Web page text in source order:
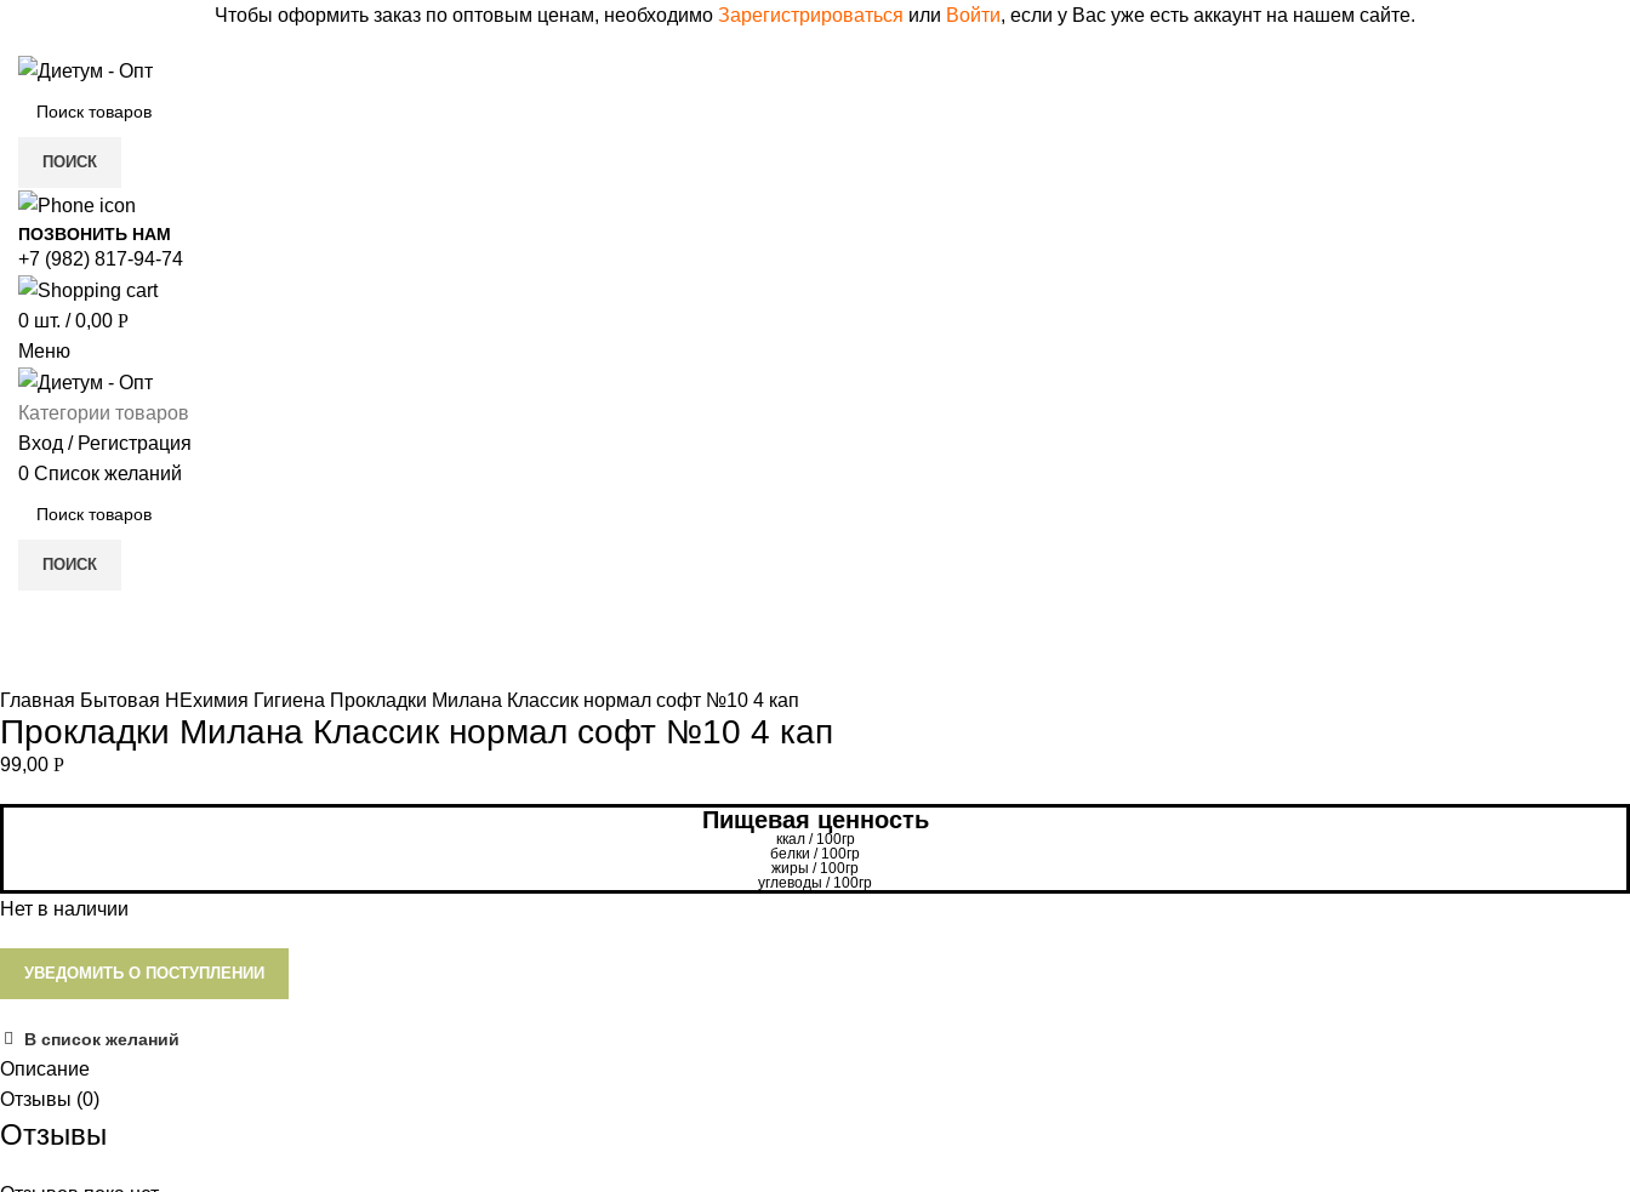
Чтобы оформить заказ по оптовым ценам, необходимо Зарегистрироваться или Войти, если у Вас уже есть аккаунт на нашем сайте.
ПОИСК
ПОЗВОНИТЬ НАМ
+7 (982) 817-94-74
0 шт. / 0,00 Р
Меню
Категории товаров
Вход / Регистрация
0 Список желаний
ПОИСК
Главная Бытовая НЕхимия Гигиена Прокладки Милана Классик нормал софт №10 4 кап
Прокладки Милана Классик нормал софт №10 4 кап
99,00 Р
Пищевая ценность
ккал / 100гр
белки / 100гр
жиры / 100гр
углеводы / 100гр
Нет в наличии
УВЕДОМИТЬ О ПОСТУПЛЕНИИ
В список желаний
Описание
Отзывы (0)
Отзывы